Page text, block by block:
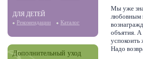
ДЛЯ ДЕТЕЙ
Рекомендации Каталог
Дополнительный уход
Мы уже
любовным
объятия. А
успокоить
Надо